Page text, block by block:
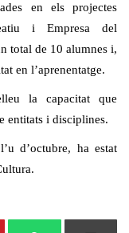
en els projectes
i Empresa del
total de 10 alumnes i,
en l’aprenentatge.
la capacitat que
entitats i disciplines.
d’octubre, ha estat